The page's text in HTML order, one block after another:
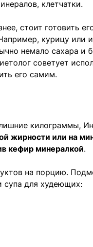
клетчатки.
стоит готовить
курицу или
немало сахара и
советует
его самим.
килограммы,
жирности или на
кефир минералкой.
на порцию.
супа для худеющих: